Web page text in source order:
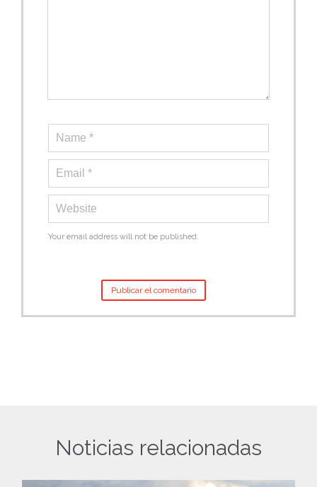
Your email address will not be published.
Noticias relacionadas